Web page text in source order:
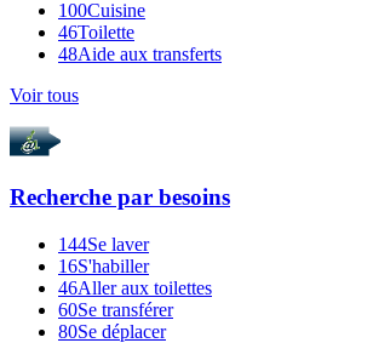
100Cuisine
46Toilette
48Aide aux transferts
Voir tous
Recherche par besoins
144Se laver
16S'habiller
46Aller aux toilettes
60Se transférer
80Se déplacer